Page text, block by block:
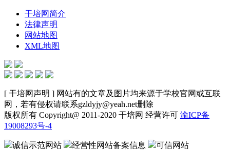
干培网简介
法律声明
网站地图
XML地图
[ 干培网声明 ] 网站有的文章及图片均来源于学校官网或互联
网，若有侵权请联系gzldyjy@yeah.net删除
版权所有 Copyright@ 2011-2020 干培网 经营许可 渝ICP备
19008293号-4
诚信示范网站 经营性网站备案信息
可信网站